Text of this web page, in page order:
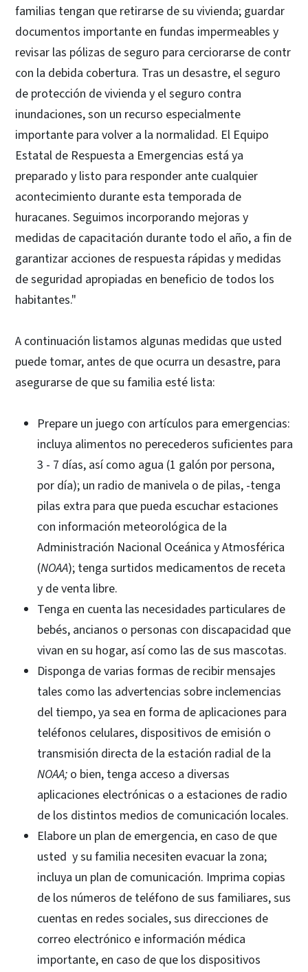
familias tengan que retirarse de su vivienda; guardar
documentos importante en fundas impermeables y
revisar las pólizas de seguro para cerciorarse de contr
con la debida cobertura. Tras un desastre, el seguro
de protección de vivienda y el seguro contra
inundaciones, son un recurso especialmente
importante para volver a la normalidad. El Equipo
Estatal de Respuesta a Emergencias está ya
preparado y listo para responder ante cualquier
acontecimiento durante esta temporada de
huracanes. Seguimos incorporando mejoras y
medidas de capacitación durante todo el año, a fin de
garantizar acciones de respuesta rápidas y medidas
de seguridad apropiadas en beneficio de todos los
habitantes."
A continuación listamos algunas medidas que usted
puede tomar, antes de que ocurra un desastre, para
asegurarse de que su familia esté lista:
Prepare un juego con artículos para emergencias:
incluya alimentos no perecederos suficientes para
3 - 7 días, así como agua (1 galón por persona,
por día); un radio de manivela o de pilas, -tenga
pilas extra para que pueda escuchar estaciones
con información meteorológica de la
Administración Nacional Oceánica y Atmosférica
(NOAA); tenga surtidos medicamentos de receta
y de venta libre.
Tenga en cuenta las necesidades particulares de
bebés, ancianos o personas con discapacidad que
vivan en su hogar, así como las de sus mascotas.
Disponga de varias formas de recibir mensajes
tales como las advertencias sobre inclemencias
del tiempo, ya sea en forma de aplicaciones para
teléfonos celulares, dispositivos de emisión o
transmisión directa de la estación radial de la
NOAA; o bien, tenga acceso a diversas
aplicaciones electrónicas o a estaciones de radio
de los distintos medios de comunicación locales.
Elabore un plan de emergencia, en caso de que
usted y su familia necesiten evacuar la zona;
incluya un plan de comunicación. Imprima copias
de los números de teléfono de sus familiares, sus
cuentas en redes sociales, sus direcciones de
correo electrónico e información médica
importante, en caso de que los dispositivos